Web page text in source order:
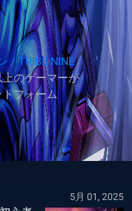
/ TRIBE NINE
のゲーマーが
フォーム
5月 01, 2025